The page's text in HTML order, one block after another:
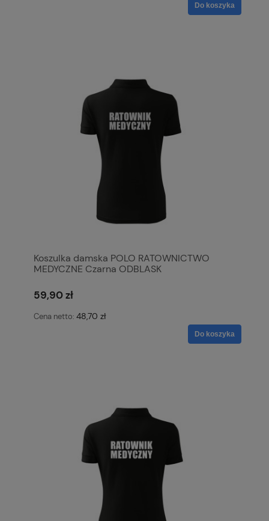
Do koszyka
Koszulka damska POLO RATOWNICTWO
MEDYCZNE Czarna ODBLASK
59,90 zł
Cena netto: 48,70 zł
Do koszyka